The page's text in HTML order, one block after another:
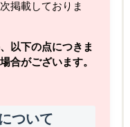
掲載しておりま
以下の点につきま
合がございます。
ついて